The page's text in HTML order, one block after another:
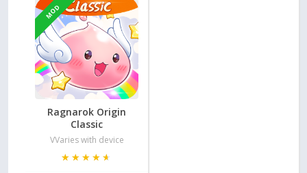
MOD
Ragnarok Origin
Classic
VVaries with device
★★★★★
★★★★★